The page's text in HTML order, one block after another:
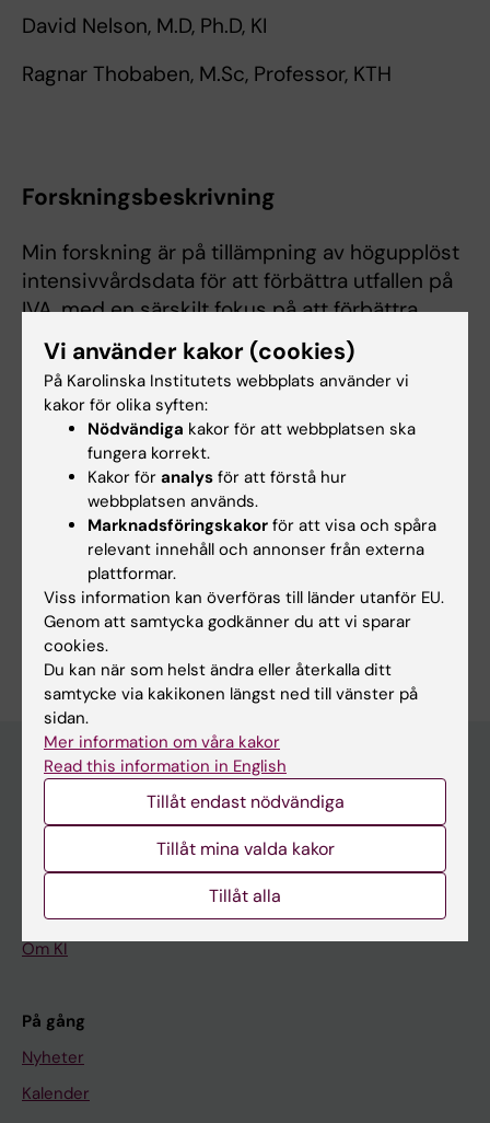
David Nelson, M.D, Ph.D, KI
Ragnar Thobaben, M.Sc, Professor, KTH
Forskningsbeskrivning
Min forskning är på tillämpning av högupplöst
intensivvårdsdata för att förbättra utfallen på
IVA, med en särskilt fokus på att förbättra
kontrollen av stresshyperglykemi bland de
allra svårast sjuka.
Länkar:
External link
Forskningsområden:
Anestesi och intensivvård
Artificiell intelligens
Epidemiologi
Är du Navid Soltani?
Redigera din profil
Forskarutbildning
Forskning
Om KI
På gång
Nyheter
Kalender
Vi använder kakor (cookies)
På Karolinska Institutets webbplats använder vi
kakor för olika syften:
Nödvändiga kakor för att webbplatsen ska
fungera korrekt.
Kakor för analys för att förstå hur
webbplatsen används.
Marknadsföringskakor för att visa och spåra
relevant innehåll och annonser från externa
plattformar.
Viss information kan överföras till länder utanför EU.
Genom att samtycka godkänner du att vi sparar
cookies.
Du kan när som helst ändra eller återkalla ditt
samtycke via kakikonen längst ned till vänster på
sidan.
Mer information om våra kakor
Read this information in English
Tillåt endast nödvändiga
Tillåt mina valda kakor
Tillåt alla